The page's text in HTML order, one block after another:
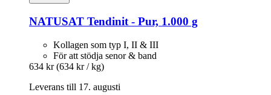
NATUSAT Tendinit -​ Pur, 1.000 g
Kollagen som typ I, II & III
För att stödja senor & band
634 kr (634 kr / kg)
Leverans till 17. augusti